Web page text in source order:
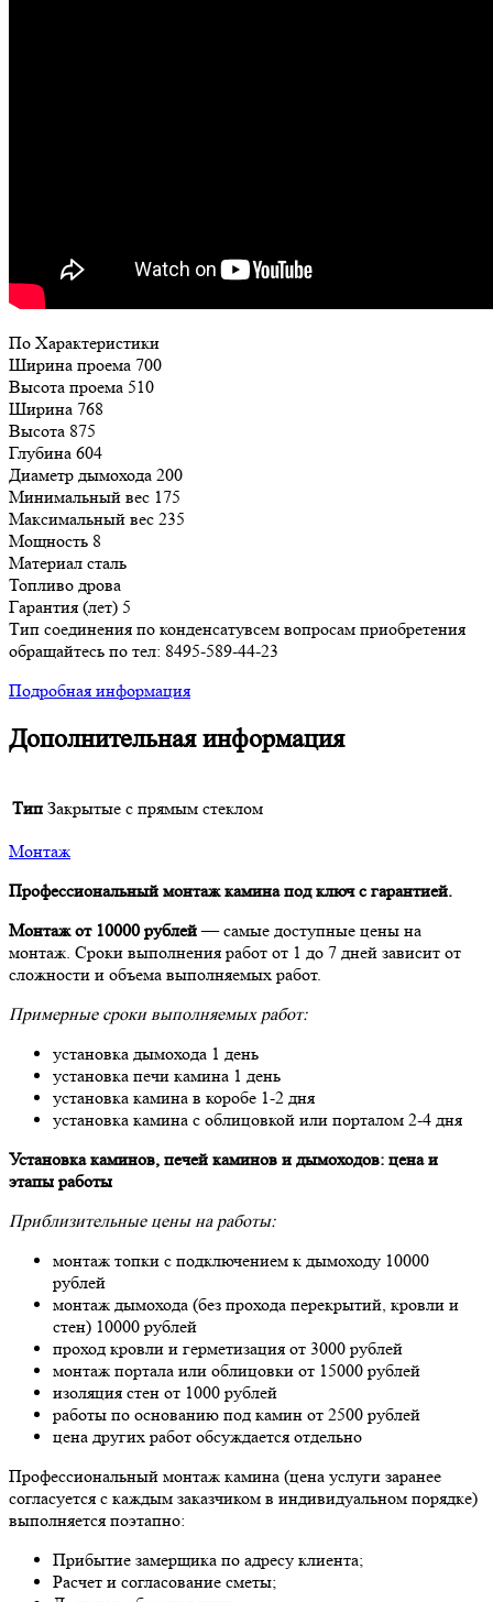
По Характеристики
Ширина проема 700
Высота проема 510
Ширина 768
Высота 875
Глубина 604
Диаметр дымохода 200
Минимальный вес 175
Максимальный вес 235
Мощность 8
Материал сталь
Топливо дрова
Гарантия (лет) 5
Тип соединения по конденсатувсем вопросам приобретения
обращайтесь по тел: 8495-589-44-23
Подробная информация
Дополнительная информация
Тип Закрытые с прямым стеклом
Монтаж
Профессиональный монтаж камина под ключ с гарантией.
Монтаж от 10000 рублей— самые доступные цены на
монтаж. Сроки выполнения работ от 1 до 7 дней зависит от
сложности и объема выполняемых работ.
Примерные сроки выполняемых работ:
установка дымохода 1 день
установка печи камина 1 день
установка камина в коробе 1-2 дня
установка камина с облицовкой или порталом 2-4 дня
Установка каминов, печей каминов и дымоходов: цена и
этапы работы
Приблизительные цены на работы:
монтаж топки с подключением к дымоходу 10000
рублей
монтаж дымохода (без прохода перекрытий, кровли и
стен) 10000 рублей
проход кровли и герметизация от 3000 рублей
монтаж портала или облицовки от 15000 рублей
изоляция стен от 1000 рублей
работы по основанию под камин от 2500 рублей
цена других работ обсуждается отдельно
Профессиональный монтаж камина (цена услуги заранее
согласуется с каждым заказчиком в индивидуальном порядке)
выполняется поэтапно:
Прибытие замерщика по адресу клиента;
Расчет и согласование сметы;